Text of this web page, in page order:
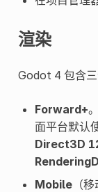
渲染
Godot 4 包含三
Forward+
面平台默认
Direct3D
Mobile（移